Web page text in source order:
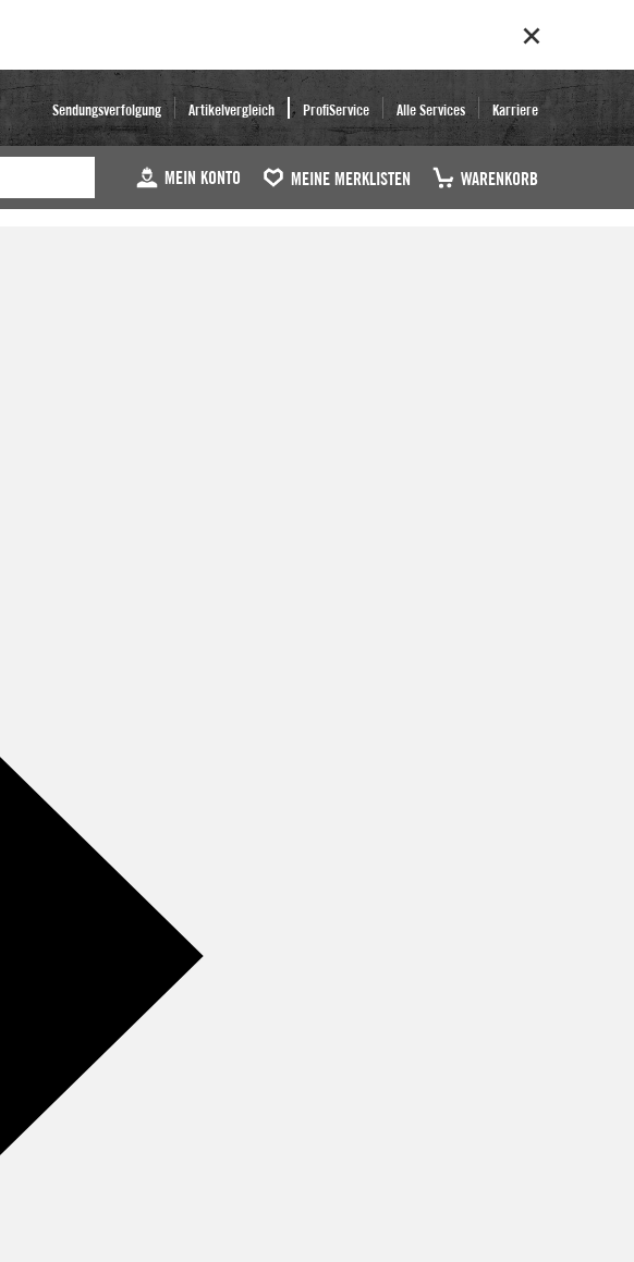
Sendungsverfolgung Artikelvergleich ProfiService Alle Services Karriere
MEIN KONTO MEINE MERKLISTEN WARENKORB